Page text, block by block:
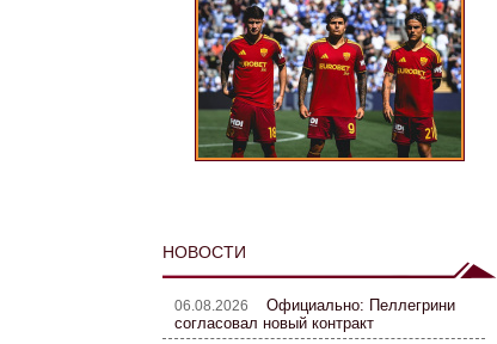
НОВОСТИ
06.08.2026 Официально: Пеллегрини
согласовал новый контракт